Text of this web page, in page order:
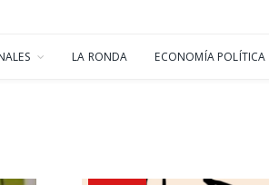
LA RONDA ECONOMÍA POLÍTICA